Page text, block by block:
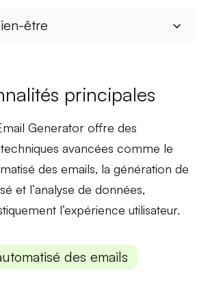
être
principales
Generator offre des
avancées comme le
des emails, lagénération de
et l’analyse de données,
l’expérience utilisateur.
des emails